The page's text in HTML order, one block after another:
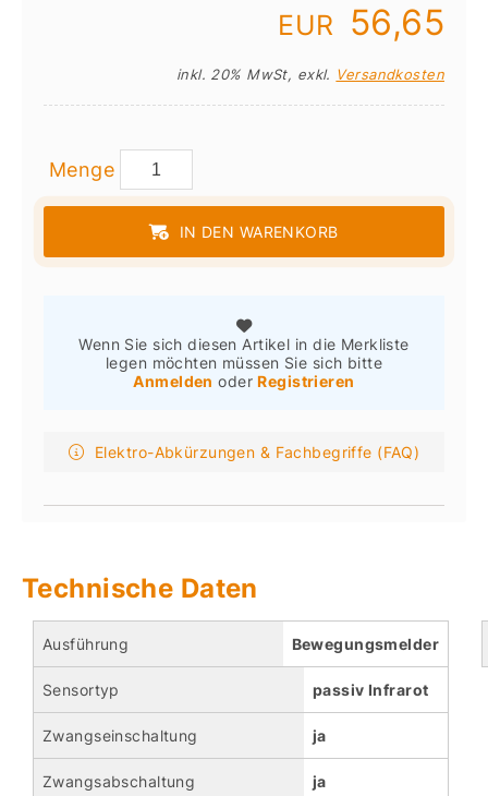
EUR 56,65
inkl. 20% MwSt, exkl. Versandkosten
Menge
IN DEN WARENKORB
Wenn Sie sich diesen Artikel in die Merkliste
legen möchten müssen Sie sich bitte
Anmelden oderRegistrieren
Elektro-Abkürzungen & Fachbegriffe (FAQ)
Technische Daten
Ausführung Bewegungsmelder
Sensortyp passiv Infrarot
Zwangseinschaltung ja
Zwangsabschaltung ja